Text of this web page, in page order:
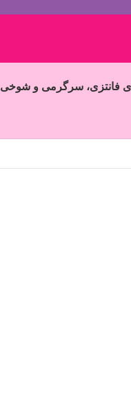
فانتزی، سرگرمی و شوخی